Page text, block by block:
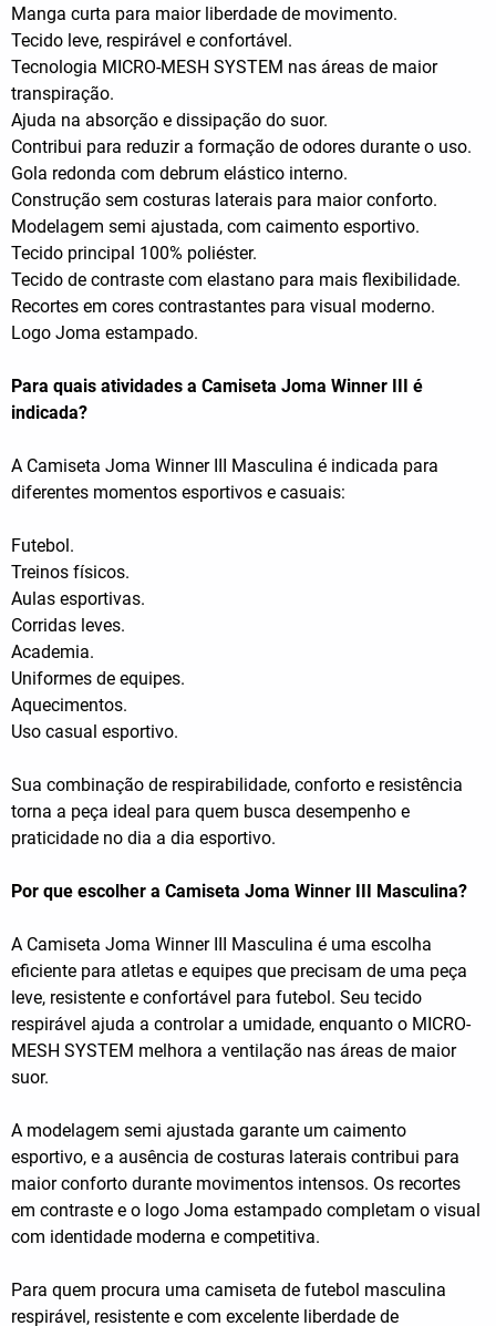
Manga curta para maior liberdade de movimento.
Tecido leve, respirável e confortável.
Tecnologia MICRO-MESH SYSTEM nas áreas de maior
transpiração.
Ajuda na absorção e dissipação do suor.
Contribui para reduzir a formação de odores durante o uso.
Gola redonda com debrum elástico interno.
Construção sem costuras laterais para maior conforto.
Modelagem semi ajustada, com caimento esportivo.
Tecido principal 100% poliéster.
Tecido de contraste com elastano para mais flexibilidade.
Recortes em cores contrastantes para visual moderno.
Logo Joma estampado.
Para quais atividades a Camiseta Joma Winner III é
indicada?
A Camiseta Joma Winner III Masculina é indicada para
diferentes momentos esportivos e casuais:
Futebol.
Treinos físicos.
Aulas esportivas.
Corridas leves.
Academia.
Uniformes de equipes.
Aquecimentos.
Uso casual esportivo.
Sua combinação de respirabilidade, conforto e resistência
torna a peça ideal para quem busca desempenho e
praticidade no dia a dia esportivo.
Por que escolher a Camiseta Joma Winner III Masculina?
A Camiseta Joma Winner III Masculina é uma escolha
eficiente para atletas e equipes que precisam de uma peça
leve, resistente e confortável para futebol. Seu tecido
respirável ajuda a controlar a umidade, enquanto o MICRO-
MESH SYSTEM melhora a ventilação nas áreas de maior
suor.
A modelagem semi ajustada garante um caimento
esportivo, e a ausência de costuras laterais contribui para
maior conforto durante movimentos intensos. Os recortes
em contraste e o logo Joma estampado completam o visual
com identidade moderna e competitiva.
Para quem procura uma camiseta de futebol masculina
respirável, resistente e com excelente liberdade de